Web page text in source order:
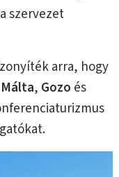
szervezet
arra, hogy
Málta, Gozo és